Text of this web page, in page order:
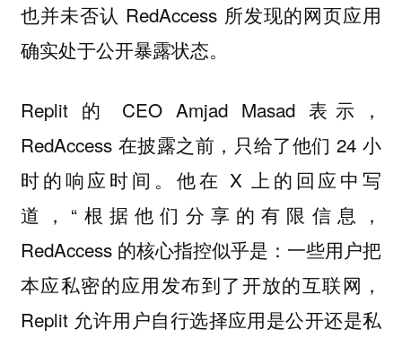
也并未否认 RedAccess 所发现的网页应用
确实处于公开暴露状态。
Replit 的 CEO Amjad Masad 表示，
RedAccess 在披露之前，只给了他们 24 小
时的响应时间。他在 X 上的回应中写
道，“根据他们分享的有限信息，
RedAccess 的核心指控似乎是：一些用户把
本应私密的应用发布到了开放的互联网，
Replit 允许用户自行选择应用是公开还是私